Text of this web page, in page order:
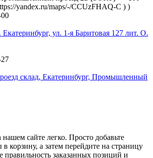
yandex.ru/maps/-/CCUzFHAQ-C ) )
Екатеринбург, ул. 1-я Баритовая 127 лит. О.
cклад, Екатеринбург, Промышленный
сайте легко. Просто добавьте
корзину, а затем перейдите на страницу
правильность заказанных позиций и